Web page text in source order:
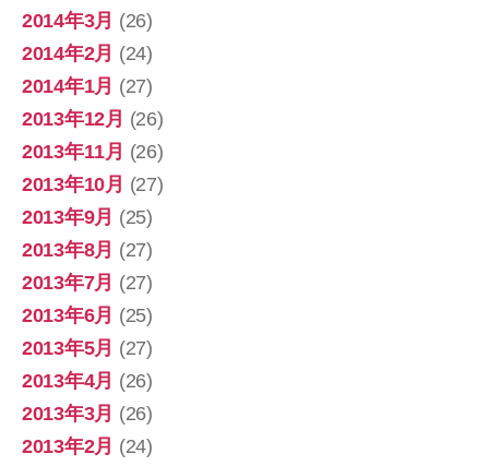
2014年3月 (26)
2014年2月 (24)
2014年1月 (27)
2013年12月 (26)
2013年11月 (26)
2013年10月 (27)
2013年9月 (25)
2013年8月 (27)
2013年7月 (27)
2013年6月 (25)
2013年5月 (27)
2013年4月 (26)
2013年3月 (26)
2013年2月 (24)